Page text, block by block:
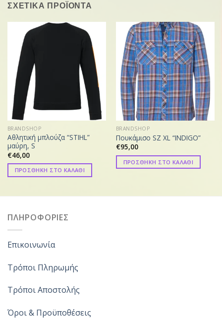
ΣΧΕΤΙΚΑ ΠΡΟΪΟΝΤΑ
BRANDSHOP
Αθλητική μπλούζα “STIHL”
μαύρη, S
€46,00
ΠΡΟΣΘΗΚΗ ΣΤΟ ΚΑΛΑΘΙ
BRANDSHOP
Πουκάμισο SZ XL “INDIGO”
€95,00
ΠΡΟΣΘΗΚΗ ΣΤΟ ΚΑΛΑΘΙ
ΠΛΗΡΟΦΟΡΙΕΣ
Επικοινωνία
Τρόποι Πληρωμής
Τρόποι Αποστολής
Όροι & Προϋποθέσεις